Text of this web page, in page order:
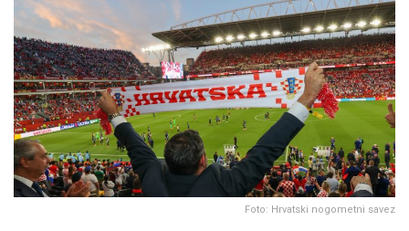
Foto: Hrvatski nogometni savez